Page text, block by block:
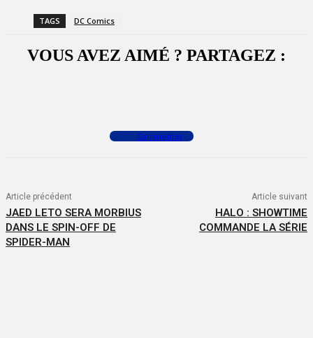
TAGS DC Comics
VOUS AVEZ AIMÉ ? PARTAGEZ :
Commenter
Article précédent
JAED LETO SERA MORBIUS
DANS LE SPIN-OFF DE
SPIDER-MAN
Article suivant
HALO : SHOWTIME
COMMANDE LA SÉRIE